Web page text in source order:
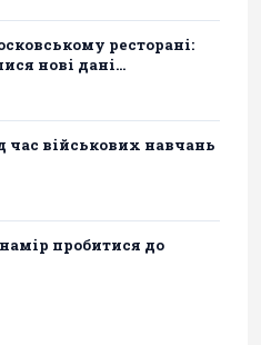
ресторані:
нові дані...
час військових навчань
пробитися до